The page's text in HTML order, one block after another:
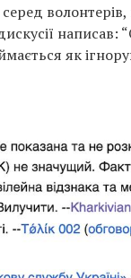
написав:
як